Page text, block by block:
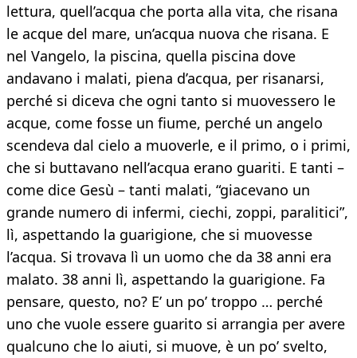
lettura, quell’acqua che porta alla vita, che risana
le acque del mare, un’acqua nuova che risana. E
nel Vangelo, la piscina, quella piscina dove
andavano i malati, piena d’acqua, per risanarsi,
perché si diceva che ogni tanto si muovessero le
acque, come fosse un fiume, perché un angelo
scendeva dal cielo a muoverle, e il primo, o i primi,
che si buttavano nell’acqua erano guariti. E tanti –
come dice Gesù – tanti malati, “giacevano un
grande numero di infermi, ciechi, zoppi, paralitici”,
lì, aspettando la guarigione, che si muovesse
l’acqua. Si trovava lì un uomo che da 38 anni era
malato. 38 anni lì, aspettando la guarigione. Fa
pensare, questo, no? E’ un po’ troppo … perché
uno che vuole essere guarito si arrangia per avere
qualcuno che lo aiuti, si muove, è un po’ svelto,